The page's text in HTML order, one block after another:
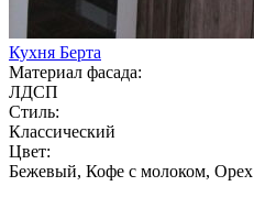
Кухня Берта
Материал фасада:
ЛДСП
Стиль:
Классический
Цвет:
Бежевый, Кофе с молоком, Орех